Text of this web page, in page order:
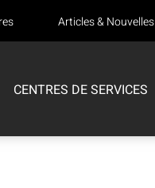
Articles & Nouvelles
CENTRES DE SERVICES